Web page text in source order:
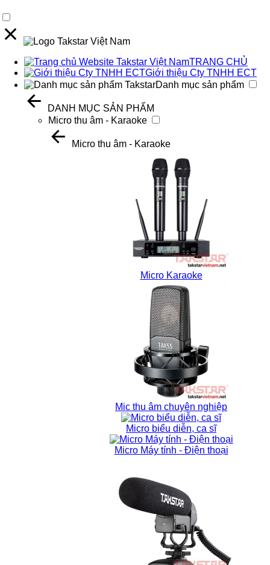
TRANG CHỦ
Giới thiệu Cty TNHH ECT
Danh mục sản phẩm
DANH MỤC SẢN PHẨM
Micro thu âm - Karaoke
Micro thu âm - Karaoke
Micro Karaoke
Mic thu âm chuyên nghiệp
Micro biểu diễn, ca sĩ
Micro Máy tính - Điện thoại